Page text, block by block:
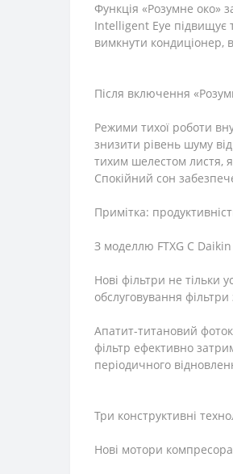
Функція «Розумне око»
Intelligent Eye підвищує
вимкнути кондиціонер,
Після включення
Режими тихої роботи
знизити рівень шуму
тихим шелестом листя,
Спокійний сон
Примітка:
З моделлю FTXG C
Нові фільтри не тільки
обслуговування
Апатит-титановий
фільтр ефективно
періодичного
Три конструктивні
Нові мотори